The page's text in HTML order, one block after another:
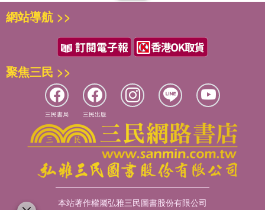
網站導航 >>
聚焦三民 >>
三民書局 三民出版
本站著作權屬弘雅三民圖書股份有限公司